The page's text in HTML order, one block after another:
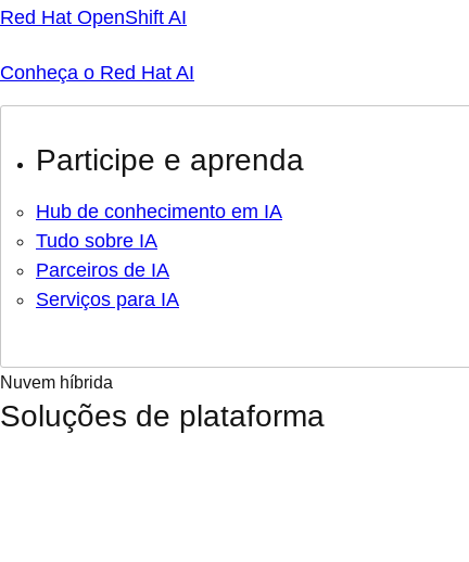
Red Hat OpenShift AI
Conheça o Red Hat AI
Participe e aprenda
Hub de conhecimento em IA
Tudo sobre IA
Parceiros de IA
Serviços para IA
Nuvem híbrida
Soluções de plataforma